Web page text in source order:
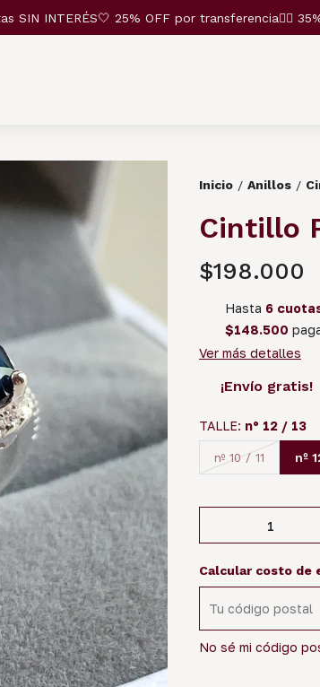
INTERÉS🤍 25% OFF por transferencia❤️‍🔥 35%
Inicio / Anillos /
Cintillo
$198.000
Hasta 6
$148.500
Ver más detalles
¡Envío gratis!
TALLE: nº 12 / 13
nº 10 / 11 nº
Calcular costo de
No sé mi código